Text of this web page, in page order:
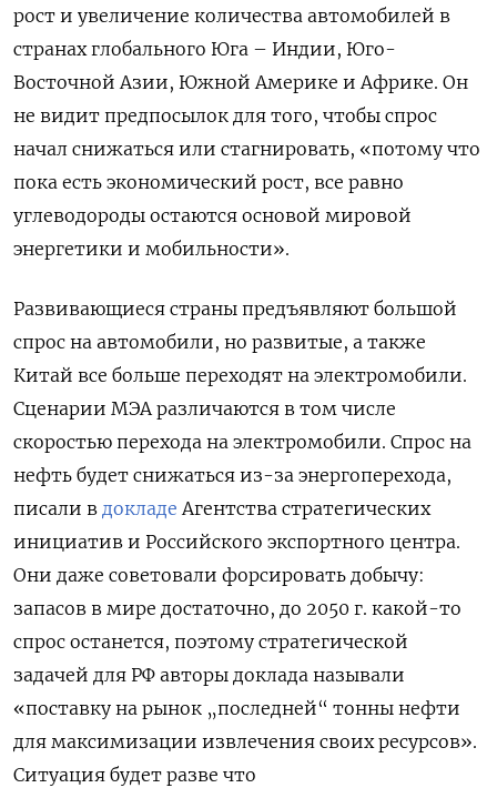
рост и увеличение количества автомобилей в
странах глобального Юга – Индии, Юго-
Восточной Азии, Южной Америке и Африке. Он
не видит предпосылок для того, чтобы спрос
начал снижаться или стагнировать, «потому что
пока есть экономический рост, все равно
углеводороды остаются основой мировой
энергетики и мобильности».
Развивающиеся страны предъявляют большой
спрос на автомобили, но развитые, а также
Китай все больше переходят на электромобили.
Сценарии МЭА различаются в том числе
скоростью перехода на электромобили. Спрос на
нефть будет снижаться из-за энергоперехода,
писали в докладе Агентства стратегических
инициатив и Российского экспортного центра.
Они даже советовали форсировать добычу:
запасов в мире достаточно, до 2050 г. какой-то
спрос останется, поэтому стратегической
задачей для РФ авторы доклада называли
«поставку на рынок „последней“ тонны нефти
для максимизации извлечения своих ресурсов».
Ситуация будет разве что